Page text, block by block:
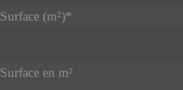
Surface (m²)*
Surface en m²